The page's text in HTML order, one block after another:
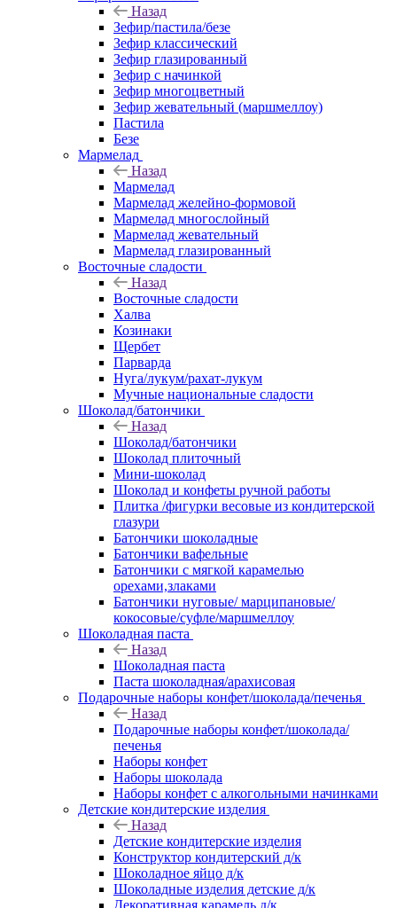
Назад
Зефир/пастила/безе
Зефир классический
Зефир глазированный
Зефир с начинкой
Зефир многоцветный
Зефир жевательный (маршмеллоу)
Пастила
Безе
Мармелад
Назад
Мармелад
Мармелад желейно-формовой
Мармелад многослойный
Мармелад жевательный
Мармелад глазированный
Восточные сладости
Назад
Восточные сладости
Халва
Козинаки
Щербет
Парварда
Нуга/лукум/рахат-лукум
Мучные национальные сладости
Шоколад/батончики
Назад
Шоколад/батончики
Шоколад плиточный
Мини-шоколад
Шоколад и конфеты ручной работы
Плитка /фигурки весовые из кондитерской
глазури
Батончики шоколадные
Батончики вафельные
Батончики с мягкой карамелью
орехами,злаками
Батончики нуговые/ марципановые/
кокосовые/суфле/маршмеллоу
Шоколадная паста
Назад
Шоколадная паста
Паста шоколадная/арахисовая
Подарочные наборы конфет/шоколада/печенья
Назад
Подарочные наборы конфет/шоколада/
печенья
Наборы конфет
Наборы шоколада
Наборы конфет с алкогольными начинками
Детские кондитерские изделия
Назад
Детские кондитерские изделия
Конструктор кондитерский д/к
Шоколадное яйцо д/к
Шоколадные изделия детские д/к
Декоративная карамель д/к